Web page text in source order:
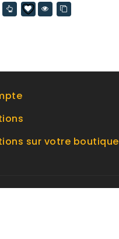
sur votre boutique